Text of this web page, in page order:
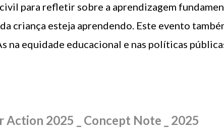
para refletir sobre a aprendizagem
criança esteja aprendendo. Este evento
na equidade educacional e nas políticas
Action 2025 _ Concept Note _ 2025